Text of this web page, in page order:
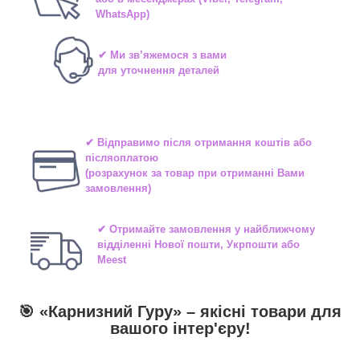
WhatsApp)
✔ Ми зв’яжемося з вами
для уточнення деталей
✔ Відправимо після отримання коштів або
післяоплатою
(розрахунок за товар при отриманні Вами
замовлення)
✔ Отримайте замовлення у найближчому
відділенні Нової пошти, Укрпошти або
Meest
🎯 «Карнизний Гуру» – якісні товари для
вашого інтер'єру!